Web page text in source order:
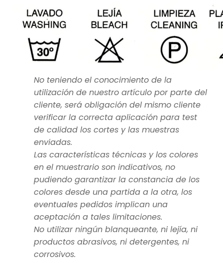
No teniendo el conocimiento de la
utilización de nuestro artículo por parte del
cliente, será obligación del mismo cliente
verificar la correcta aplicación para test
de calidad los cortes y las muestras
enviadas.
Las características técnicas y los colores
en el muestrario son indicativos, no
pudiendo garantizar la constancia de los
colores desde una partida a la otra, los
eventuales pedidos implican una
aceptación a tales limitaciones.
No utilizar ningún blanqueante, ni lejía, ni
productos abrasivos, ni detergentes, ni
corrosivos.